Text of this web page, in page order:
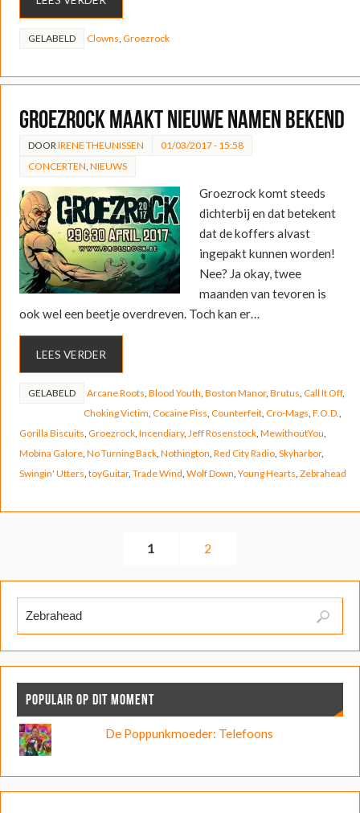
GELABELD Clowns Groezrock
Groezrock maakt nieuwe namen bekend
DOOR IRENE THEUNISSEN
01/03/2017 - 15:58
CONCERTEN NIEUWS
Groezrock komt steeds
dichterbij en dat betekent
dat de koffers alvast
ingepakt kunnen worden!
Nee? Ja okay, twee
maanden van tevoren is
ook wel een beetje overdreven. Toch kan er…
LEES VERDER
GELABELD Arcane Roots Blood Youth Boston Manor, Brutus Call It Off,
Choking Victim Cocaine Piss Counterfeit, Cro-Mags F.O.D.
Gorilla Biscuits Groezrock, Incendiary, Jeff Rosenstock, MewithoutYou
Mobina Galore, No Turning Back, Nothington Red City Radio, Skyharbor,
Swingin' Utters toyGuitar, Trade Wind Wolf Down Young Hearts Zebrahead
1 2
POPULAIR OP DIT MOMENT
De Poppunkmoeder: Telefoons